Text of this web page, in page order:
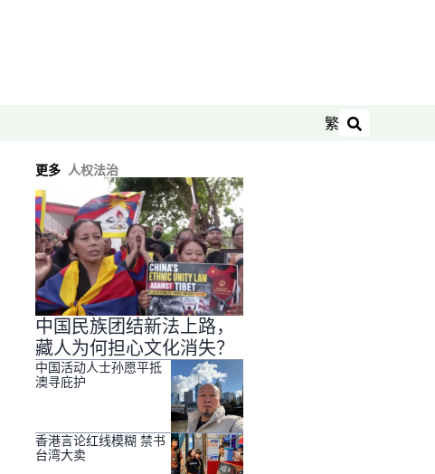
繁
搜索
更多 人权法治
中国民族团结新法上路，
藏人为何担心文化消失？
中国活动人士孙愿平抵
澳寻庇护
香港言论红线模糊 禁书
台湾大卖